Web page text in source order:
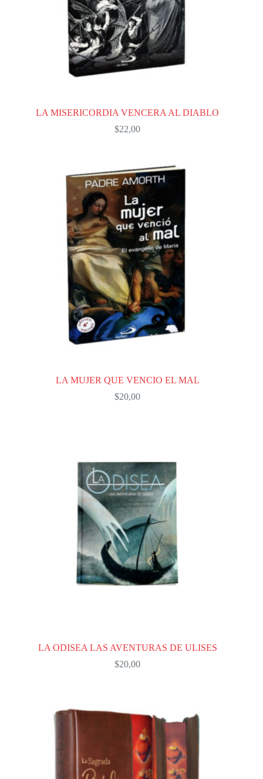
LA MISERICORDIA VENCERA AL DIABLO
$22,00
LA MUJER QUE VENCIO EL MAL
$20,00
LA ODISEA LAS AVENTURAS DE ULISES
$20,00